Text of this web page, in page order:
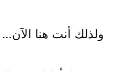
ولذلك أنت هنا الآن…